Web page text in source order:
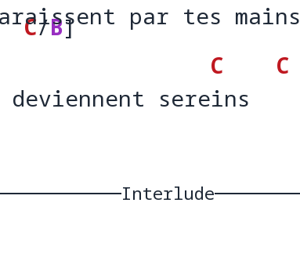
aissent
C/B]
tes mai
par tes mains
deviennent sere
C
ins
C
sereins
Interlude